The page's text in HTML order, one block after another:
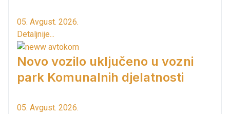
05. Avgust. 2026.
Detaljnije...
Novo vozilo uključeno u vozni
park Komunalnih djelatnosti
05. Avgust. 2026.